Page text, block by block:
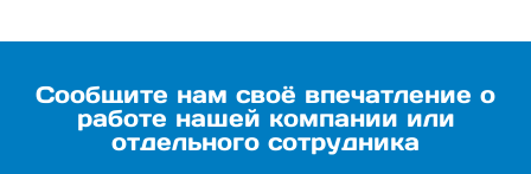
Сообщите нам своё впечатление о
работе нашей компании или
отдельного сотрудника